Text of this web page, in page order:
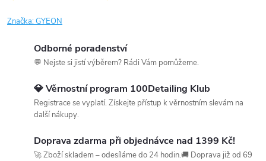
Značka:GYEON
Odborné poradenství
💬 Nejste si jistí výběrem? Rádi Vám pomůžeme.
💎 Věrnostní program 100Detailing Klub
Registrace se vyplatí. Získejte přístup k věrnostním slevám na
další nákupy.
Doprava zdarma při objednávce nad 1399 Kč!
🚀 Zboží skladem – odesíláme do 24 hodin.🚚 Doprava již od 69